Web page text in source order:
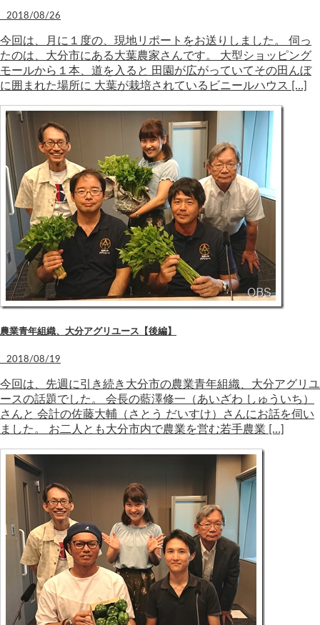
2018/08/26
今回は、月に１度の、現地リポートをお送りしました。 伺っ
たのは、大分市にある大葉農家さんです。 大型ショッピング
モールから１本、道を入ると 田園が広がっていてその田んぼ
に囲まれた場所に 大葉が栽培されているビニールハウス […]
農業青年組織、大分アグリユース【後編】
2018/08/19
今回は、先週に引き続き大分市の農業青年組織、大分アグリユ
ースの話題でした。 会長の藍澤修一（あいざわ しゅういち）
さんと 会計の佐藤大輔（さとう だいすけ）さんにお話を伺い
ました。 お二人とも大分市内で農業を営む若手農業 […]